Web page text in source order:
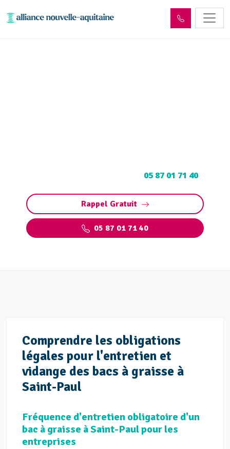
05 87 01 71 40
Rappel Gratuit
05 87 01 71 40
Comprendre les obligations
légales pour l'entretien et
vidange des bacs à graisse à
Saint-Paul
Fréquence d'entretien obligatoire d'un
bac à graisse à Saint-Paul pour les
entreprises